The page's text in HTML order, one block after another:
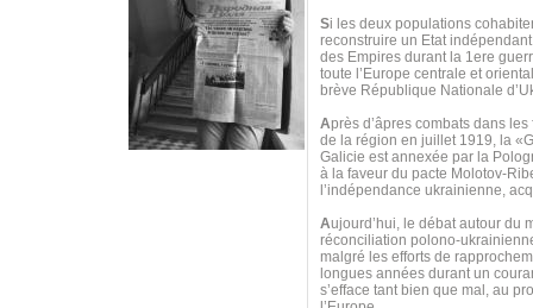
Si les deux populations
reconstruire un Etat
des Empires durant la 1ere
toute l’Europe centrale et
brève République Nationale
Après d’âpres combats dans
de la région en juillet 1919, la
Galicie est annexée par la
à la faveur du pacte Molotov-
l’indépendance ukrainienne,
Aujourd’hui, le débat autour du
réconciliation polono-
malgré les efforts de
longues années durant un
s’efface tant bien que mal, au